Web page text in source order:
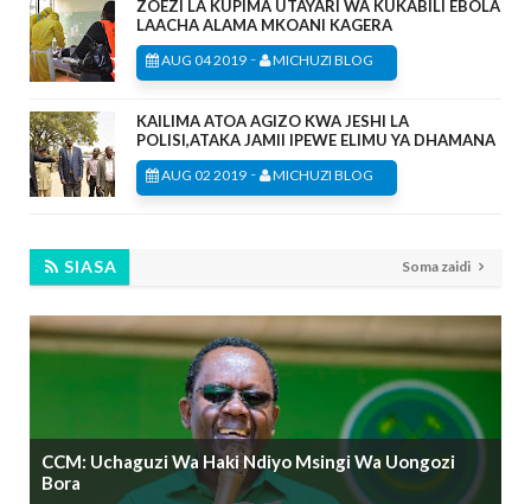
ZOEZI LA KUPIMA UTAYARI WA KUKABILI EBOLA
LAACHA ALAMA MKOANI KAGERA
AUG 04 2019 - MICHUZI BLOG
KAILIMA ATOA AGIZO KWA JESHI LA
POLISI,ATAKA JAMII IPEWE ELIMU YA DHAMANA
AUG 02 2019 - MICHUZI BLOG
SIASA Soma zaidi
CCM: Uchaguzi Wa Haki Ndiyo Msingi Wa Uongozi
Bora